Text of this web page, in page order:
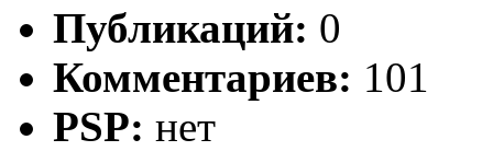
Публикаций: 0
Комментариев: 101
PSP: нет